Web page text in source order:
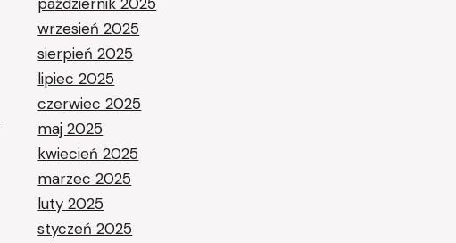
wrzesień 2025
sierpień 2025
lipiec 2025
czerwiec 2025
maj 2025
kwiecień 2025
marzec 2025
luty 2025
styczeń 2025